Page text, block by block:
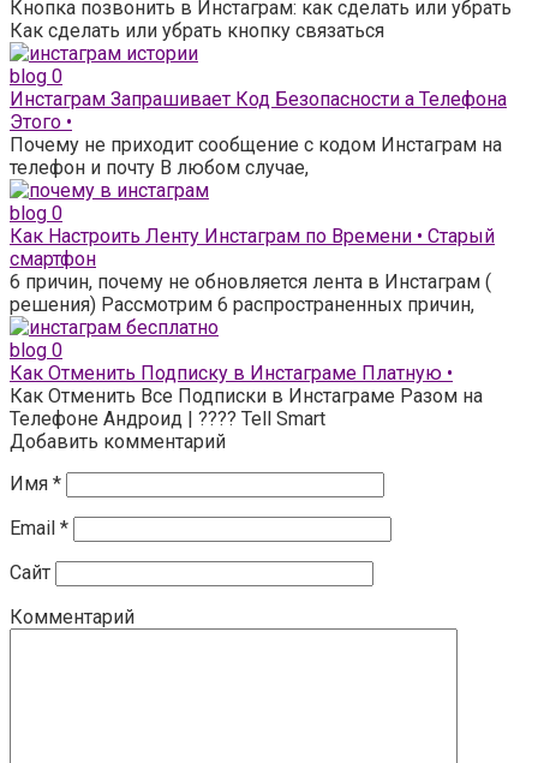
Кнопка позвонить в Инстаграм: как сделать или убрать
Как сделать или убрать кнопку связаться
blog 0
Инстаграм Запрашивает Код Безопасности а Телефона
Этого •
Почему не приходит сообщение с кодом Инстаграм на
телефон и почту В любом случае,
blog 0
Как Настроить Ленту Инстаграм по Времени • Старый
смартфон
6 причин, почему не обновляется лента в Инстаграм (
решения) Рассмотрим 6 распространенных причин,
blog 0
Как Отменить Подписку в Инстаграме Платную •
Как Отменить Все Подписки в Инстаграме Разом на
Телефоне Андроид | ???? Tell Smart
Добавить комментарий
Имя *
Email *
Сайт
Комментарий